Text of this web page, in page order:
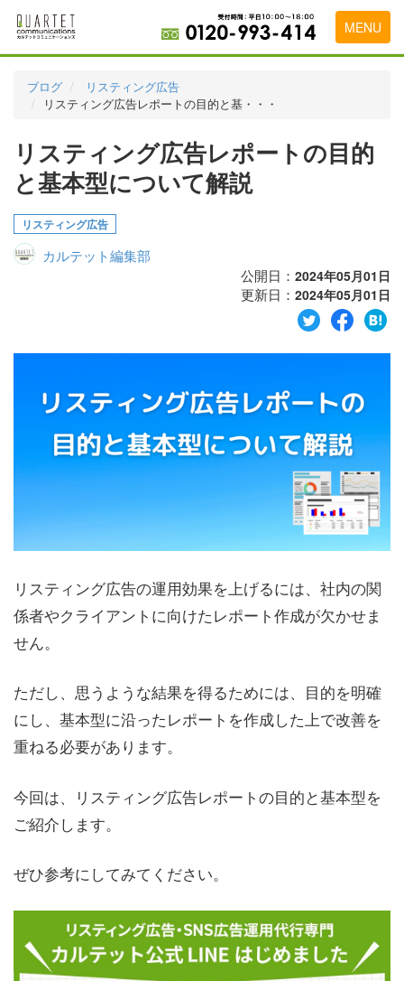
MENU
料金表
実績・お客様の声
初めて導入をお考えの方
代理店の乗り換えをお考えの方
広告代理店・HP制作会社様へ
ブログ
リスティング広告
リスティング広告レポートの目的と基・・・
リスティング広告レポートの目的
と基本型について解説
リスティング広告
カルテット編集部
公開日： 2024年05月01日
更新日： 2024年05月01日
リスティング広告の運用効果を上げるには、社内の関
係者やクライアントに向けたレポート作成が欠かせま
せん。
ただし、思うような結果を得るためには、目的を明確
にし、基本型に沿ったレポートを作成した上で改善を
重ねる必要があります。
今回は、リスティング広告レポートの目的と基本型を
ご紹介します。
ぜひ参考にしてみてください。